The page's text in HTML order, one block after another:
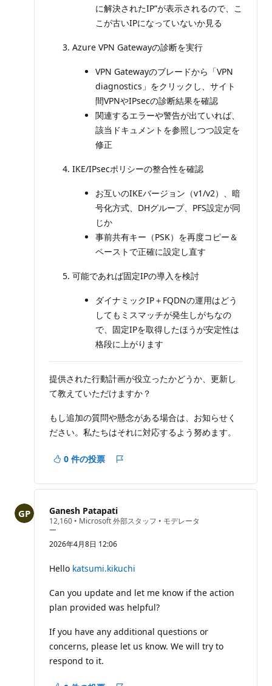
に解決されたIP”が表示されるので、こ
こが古いIPになっていないか見る
Azure VPN Gatewayの診断を実行
VPN Gatewayのブレードから「VPN
diagnostics」をクリックし、サイト
間VPNやIPsecの診断結果を確認
関連するエラーや警告が出ていれば、
該当ドキュメントを参照しつつ設定を
修正
IKE/IPsecポリシーの整合性を確認
お互いのIKEバージョン（v1/v2）、暗
号化方式、DHグループ、PFS設定が同
じか
事前共有キー（PSK）を再度コピー＆
ペーストで正確に設定し直す
可能であれば固定IPの導入を検討
ダイナミックIP＋FQDNの運用はどう
してもミスマッチが発生しがちなの
で、固定IPを取得したほうが安定性は
格段に上がります
提供された行動計画が役立ったかどうか、更新し
て教えていただけますか？
もし追加の質問や懸念がある場合は、お知らせく
ださい。私たちはそれに対応するよう努めます。
0 件の投票
ー
Ganesh Patapati
12,160 評
の
ポ
ン
ト
• Microsoft 外部スタッフ • モデレータ
ー
2026年4月8日 12:06
Hello katsumi.kikuchi
Can you update and let me know if the action
plan provided was helpful?
If you have any additional questions or
concerns, please let us know. We will try to
respond to it.